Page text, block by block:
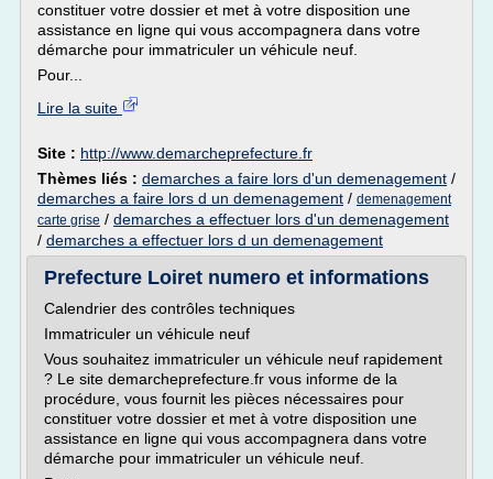
constituer votre dossier et met à votre disposition une
assistance en ligne qui vous accompagnera dans votre
démarche pour immatriculer un véhicule neuf.
Pour...
Lire la suite
Site : http://www.demarcheprefecture.fr
Thèmes liés : demarches a faire lors d'un demenagement /
demarches a faire lors d un demenagement / demenagement
carte grise / demarches a effectuer lors d'un demenagement
/ demarches a effectuer lors d un demenagement
Prefecture Loiret numero et informations
Calendrier des contrôles techniques
Immatriculer un véhicule neuf
Vous souhaitez immatriculer un véhicule neuf rapidement
? Le site demarcheprefecture.fr vous informe de la
procédure, vous fournit les pièces nécessaires pour
constituer votre dossier et met à votre disposition une
assistance en ligne qui vous accompagnera dans votre
démarche pour immatriculer un véhicule neuf.